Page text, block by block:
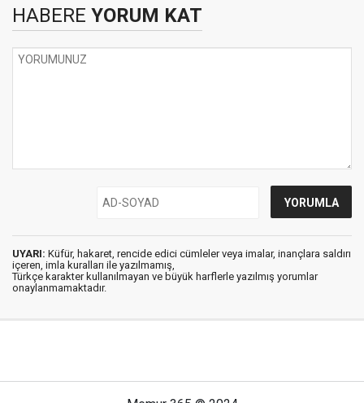
HABERE YORUM KAT
UYARI: Küfür, hakaret, rencide edici cümleler veya imalar, inançlara saldırı
içeren, imla kuralları ile yazılmamış,
Türkçe karakter kullanılmayan ve büyük harflerle yazılmış yorumlar
onaylanmamaktadır.